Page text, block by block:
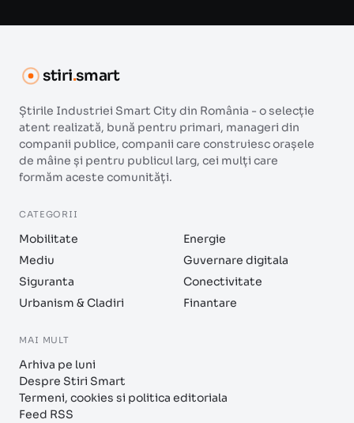
stiri.smart
Știrile Industriei Smart City din România - o selecție
atent realizată, bună pentru primari, manageri din
companii publice, companii care construiesc orașele
de mâine și pentru publicul larg, cei mulți care
formăm aceste comunități.
CATEGORII
Mobilitate
Energie
Mediu
Guvernare digitala
Siguranta
Conectivitate
Urbanism & Cladiri
Finantare
MAI MULT
Arhiva pe luni
Despre Stiri Smart
Termeni, cookies si politica editoriala
Feed RSS